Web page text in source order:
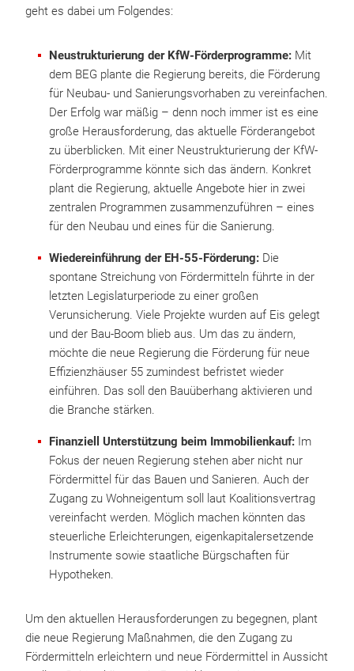
geht es dabei um Folgendes:
Neustrukturierung der KfW-Förderprogramme: Mit
dem BEG plante die Regierung bereits, die Förderung
für Neubau- und Sanierungsvorhaben zu vereinfachen.
Der Erfolg war mäßig – denn noch immer ist es eine
große Herausforderung, das aktuelle Förderangebot
zu überblicken. Mit einer Neustrukturierung der KfW-
Förderprogramme könnte sich das ändern. Konkret
plant die Regierung, aktuelle Angebote hier in zwei
zentralen Programmen zusammenzuführen – eines
für den Neubau und eines für die Sanierung.
Wiedereinführung der EH-55-Förderung: Die
spontane Streichung von Fördermitteln führte in der
letzten Legislaturperiode zu einer großen
Verunsicherung. Viele Projekte wurden auf Eis gelegt
und der Bau-Boom blieb aus. Um das zu ändern,
möchte die neue Regierung die Förderung für neue
Effizienzhäuser 55 zumindest befristet wieder
einführen. Das soll den Bauüberhang aktivieren und
die Branche stärken.
Finanziell Unterstützung beim Immobilienkauf: Im
Fokus der neuen Regierung stehen aber nicht nur
Fördermittel für das Bauen und Sanieren. Auch der
Zugang zu Wohneigentum soll laut Koalitionsvertrag
vereinfacht werden. Möglich machen könnten das
steuerliche Erleichterungen, eigenkapitalersetzende
Instrumente sowie staatliche Bürgschaften für
Hypotheken.
Um den aktuellen Herausforderungen zu begegnen, plant
die neue Regierung Maßnahmen, die den Zugang zu
Fördermitteln erleichtern und neue Fördermittel in Aussicht